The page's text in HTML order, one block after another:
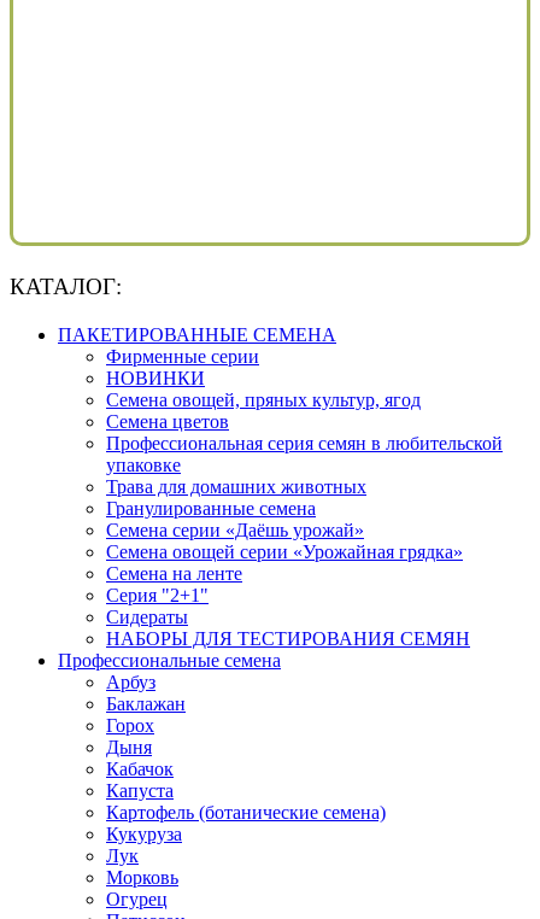
КАТАЛОГ:
ПАКЕТИРОВАННЫЕ СЕМЕНА
Фирменные серии
НОВИНКИ
Семена овощей, пряных культур, ягод
Семена цветов
Профессиональная серия семян в любительской
упаковке
Трава для домашних животных
Гранулированные семена
Семена серии «Даёшь урожай»
Семена овощей серии «Урожайная грядка»
Семена на ленте
Серия "2+1"
Сидераты
НАБОРЫ ДЛЯ ТЕСТИРОВАНИЯ СЕМЯН
Профессиональные семена
Арбуз
Баклажан
Горох
Дыня
Кабачок
Капуста
Картофель (ботанические семена)
Кукуруза
Лук
Морковь
Огурец